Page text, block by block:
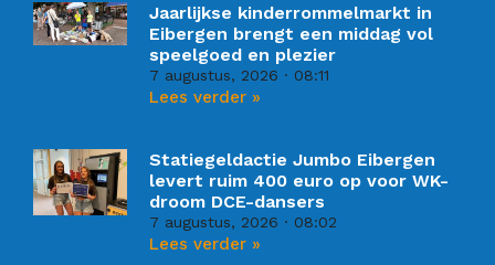
Jaarlijkse kinderrommelmarkt in
Eibergen brengt een middag vol
speelgoed en plezier
7 augustus, 2026 08:11
Lees verder »
Statiegeldactie Jumbo Eibergen
levert ruim 400 euro op voor WK-
droom DCE-dansers
7 augustus, 2026 08:02
Lees verder »